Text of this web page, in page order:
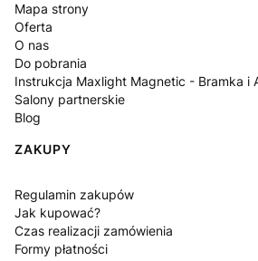
Mapa strony
Oferta
O nas
Do pobrania
Instrukcja Maxlight Magnetic - Bramka i
Salony partnerskie
Blog
ZAKUPY
Regulamin zakupów
Jak kupować?
Czas realizacji zamówienia
Formy płatności